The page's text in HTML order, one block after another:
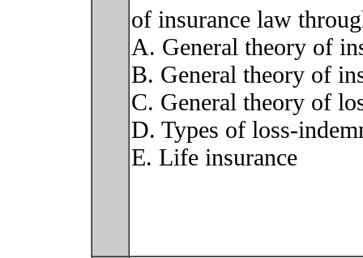
of insurance law
A. General theory of
B. General theory of
C. General theory of
D. Types of loss-
E. Life insurance